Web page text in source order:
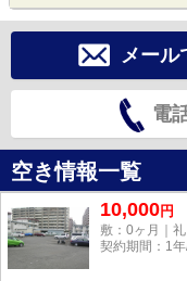
メール
電
空き情報一覧
10,000円
敷：0ヶ月｜
契約期間：1